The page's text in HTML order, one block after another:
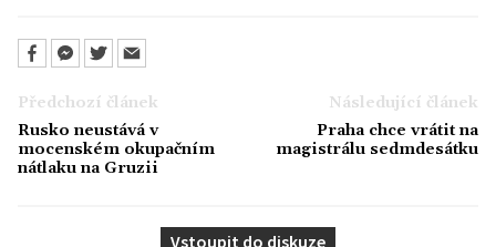
Předchozí článek
Rusko neustává v
mocenském okupačním
nátlaku na Gruzii
Následující článek
Praha chce vrátit na
magistrálu sedmdesátku
Vstoupit do diskuze